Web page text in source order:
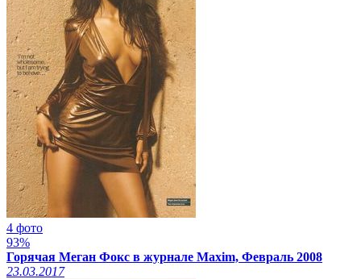
4 фото
93%
Горячая Меган Фокс в журнале Maxim, Февраль 2008
23.03.2017